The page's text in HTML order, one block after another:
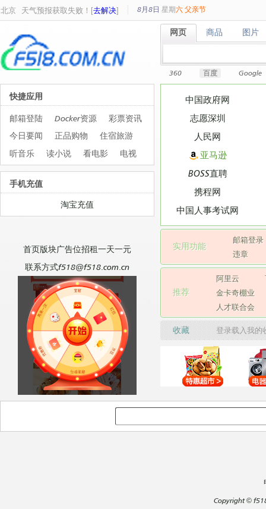
北京 天气预报获取失败！[去解决] 8月8日 星期六 父亲节
网页
网页 商品
商品 图片
图片
360 百度 Google
中国政府网
志愿深圳
人民网
亚马逊
BOSS直聘
携程网
中国人事考试网
实用功能
邮箱登录
违章
推荐
阿里云
金卡奇棚业
人才联合会
收藏 登录载入我
快捷应用
邮箱登陆 Docker资源
彩票资讯
今日要闻
正品购物
住宿旅游
听音乐
读小说 看电影 电视
手机充值
淘宝充值
首页版块广告位招租一天一元
联系方式f518@f518.com.cn
Copyright©